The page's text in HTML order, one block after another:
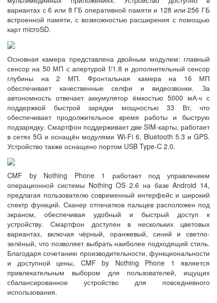
вариантах с 6 или 8 ГБ оперативной памяти и 128 или 256 ГБ
встроенной памяти, с возможностью расширения с помощью
карт microSD.
Основная камера представлена двойным модулем: главный
сенсор на 50 МП с апертурой f/1.8 и дополнительный сенсор
глубины на 2 МП. Фронтальная камера на 16 МП
обеспечивает качественные селфи и видеозвонки. За
автономность отвечает аккумулятор ёмкостью 5000 мА·ч с
поддержкой быстрой зарядки мощностью 33 Вт, что
обеспечивает продолжительное время работы и быструю
подзарядку. Смартфон поддерживает две SIM-карты, работает
в сетях 5G и оснащён модулями Wi-Fi 6, Bluetooth 5.3 и GPS.
Устройство также оснащено портом USB Type-C 2.0.
CMF by Nothing Phone 1 работает под управлением
операционной системы Nothing OS 2.6 на базе Android 14,
предлагая пользователю современный интерфейс и широкий
спектр функций. Сканер отпечатков пальцев расположен под
экраном, обеспечивая удобный и быстрый доступ к
устройству. Смартфон доступен в нескольких цветовых
вариантах, включая чёрный, оранжевый, синий и светло-
зелёный, что позволяет выбрать наиболее подходящий стиль.
Благодаря сочетанию производительности, функциональности
и доступной цены, CMF by Nothing Phone 1 является
привлекательным выбором для пользователей, ищущих
сбалансированное устройство для повседневного
использования.